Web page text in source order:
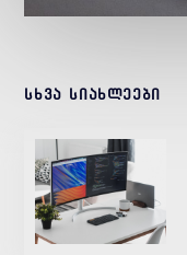
სხვა სიახლეები